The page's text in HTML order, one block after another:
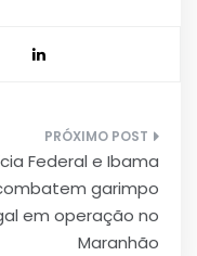
Federal e Ibama
garimpo
em operação no
Maranhão